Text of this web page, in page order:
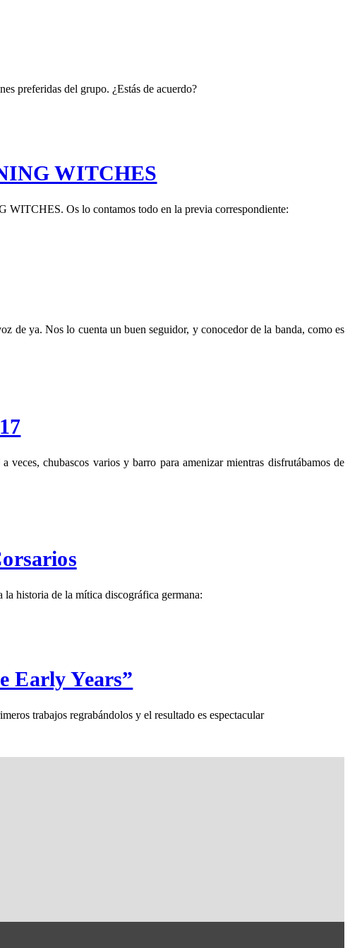
preferidas del grupo. ¿Estás de acuerdo?
WITCHES
WITCHES. Os lo contamos todo en la previa correspondiente:
de ya. Nos lo cuenta un buen seguidor, y conocedor de la banda, como es
chubascos varios y barro para amenizar mientras disfrutábamos de
historia de la mítica discográfica germana:
Early Years”
trabajos regrabándolos y el resultado es espectacular